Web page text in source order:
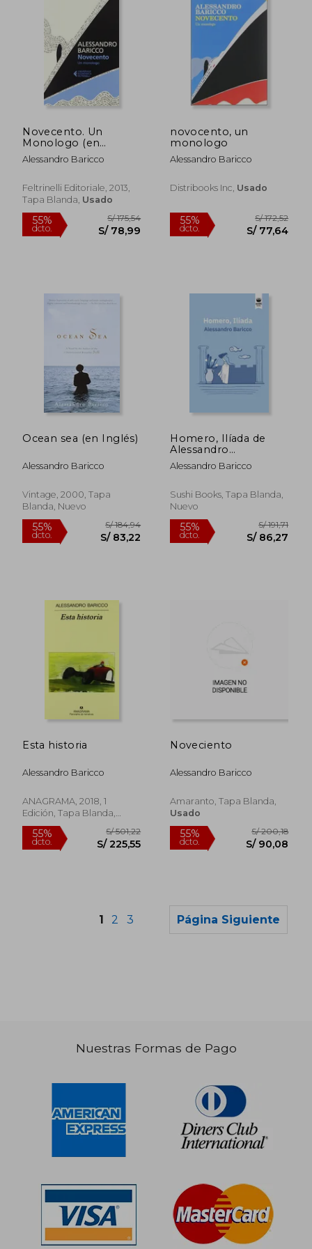
55%
dcto. S/ 65,67
55%
dcto.
55%
dcto.
S/ 226,62
S/ 101,98
dcto. dcto.
Novecento. Un
Monologo (en
Italiano)
Alessandro Baricco
Feltrinelli Editoriale, 2013,
Tapa Blanda, Usado
dcto.
novocento, un
monologo
Alessandro Baricco
Distribooks Inc, Usado
dcto.
Ocean sea (en Inglés)
Alessandro Baricco
Vintage, 2000, Tapa
Blanda, Nuevo
Homero, Ilíada de
Alessandro
Baricco(Sushi Books)
(en Gallego)
Alessandro Baricco
Sushi Books, Tapa Blanda,
Nuevo
Esta historia
Alessandro Baricco
ANAGRAMA, 2018, 1
Edición, Tapa Blanda,
Usado
Noveciento
Alessandro Baricco
Amaranto, Tapa Blanda,
Usado
1 2 3 Página Siguiente
Nuestras Formas de Pago